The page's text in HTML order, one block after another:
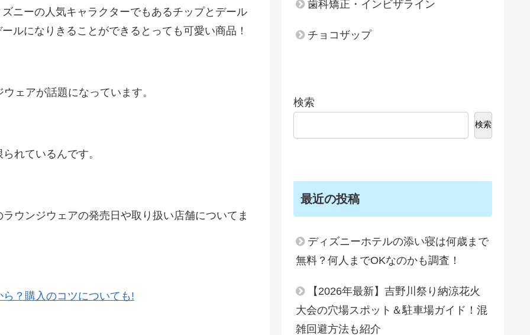
ニーの人気キャラクターでもあるチップとデール
ルになりきることができるとっても可愛い商品！
ェアが話題になっています。
れているんです。
ウンジウェアの発売日や取り扱い店舗についてま
？購入のコツについても!
歯科矯正・インビザライン
チョコザップ
検索
検索
最近の投稿
ディズニーホテルの添い寝は何歳まで
無料？何人までOKなのかも調査！
【2026年最新】吉野川祭り納涼花火
大会の穴場スポット＆駐車場ガイド！混
雑回避方法も紹介